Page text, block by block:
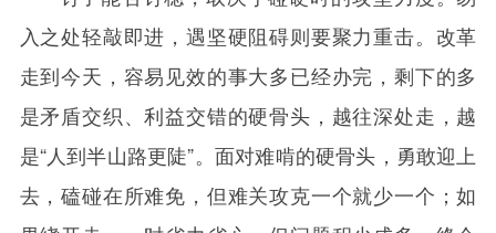
入之处轻敲即进，遇坚硬阻碍则要聚力重击。改革
走到今天，容易见效的事大多已经办完，剩下的多
是矛盾交织、利益交错的硬骨头，越往深处走，越
是“人到半山路更陡”。面对难啃的硬骨头，勇敢迎上
去，磕碰在所难免，但难关攻克一个就少一个；如